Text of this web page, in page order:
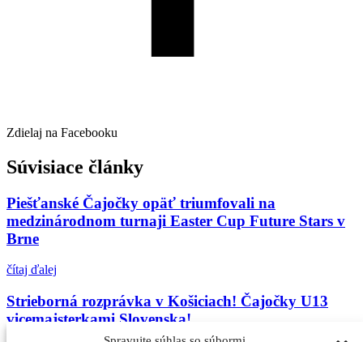
Zdielaj na Facebooku
Súvisiace články
Piešťanské Čajočky opäť triumfovali na
medzinárodnom turnaji Easter Cup Future Stars v
Brne
čítaj ďalej
Strieborná rozprávka v Košiciach! Čajočky U13
vicemajsterkami Slovenska!